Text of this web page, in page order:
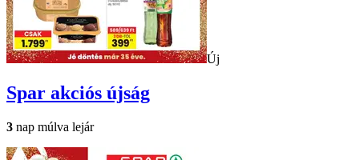
Új
Spar akciós újság
3 nap múlva lejár